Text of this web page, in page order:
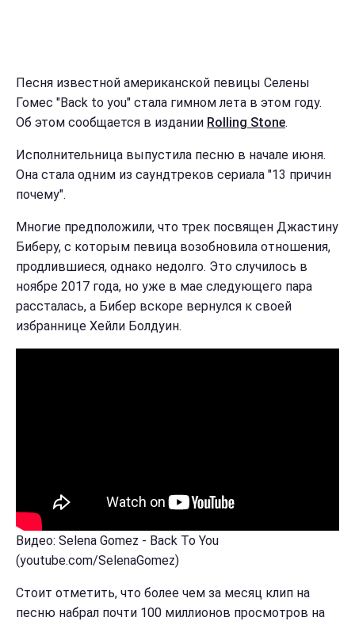
Песня известной американской певицы Селены
Гомес "Back to you" стала гимном лета в этом году.
Об этом сообщается в издании Rolling Stone.
Исполнительница выпустила песню в начале июня.
Она стала одним из саундтреков сериала "13 причин
почему".
Многие предположили, что трек посвящен Джастину
Биберу, с которым певица возобновила отношения,
продлившиеся, однако недолго. Это случилось в
ноябре 2017 года, но уже в мае следующего пара
рассталась, а Бибер вскоре вернулся к своей
избраннице Хейли Болдуин.
Видео: Selena Gomez - Back To You
(youtube.com/SelenaGomez)
Стоит отметить, что более чем за месяц клип на
песню набрал почти 100 миллионов просмотров на